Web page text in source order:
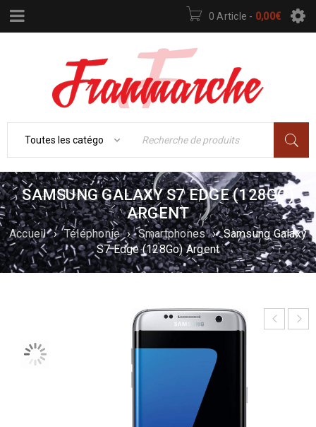
0 Article - 0,00€
SAMSUNG GALAXY S7 EDGE (128GO)
ARGENT
Accueil › Téléphonie › Smartphones › Samsung Galaxy
S7 Edge (128Go) Argent